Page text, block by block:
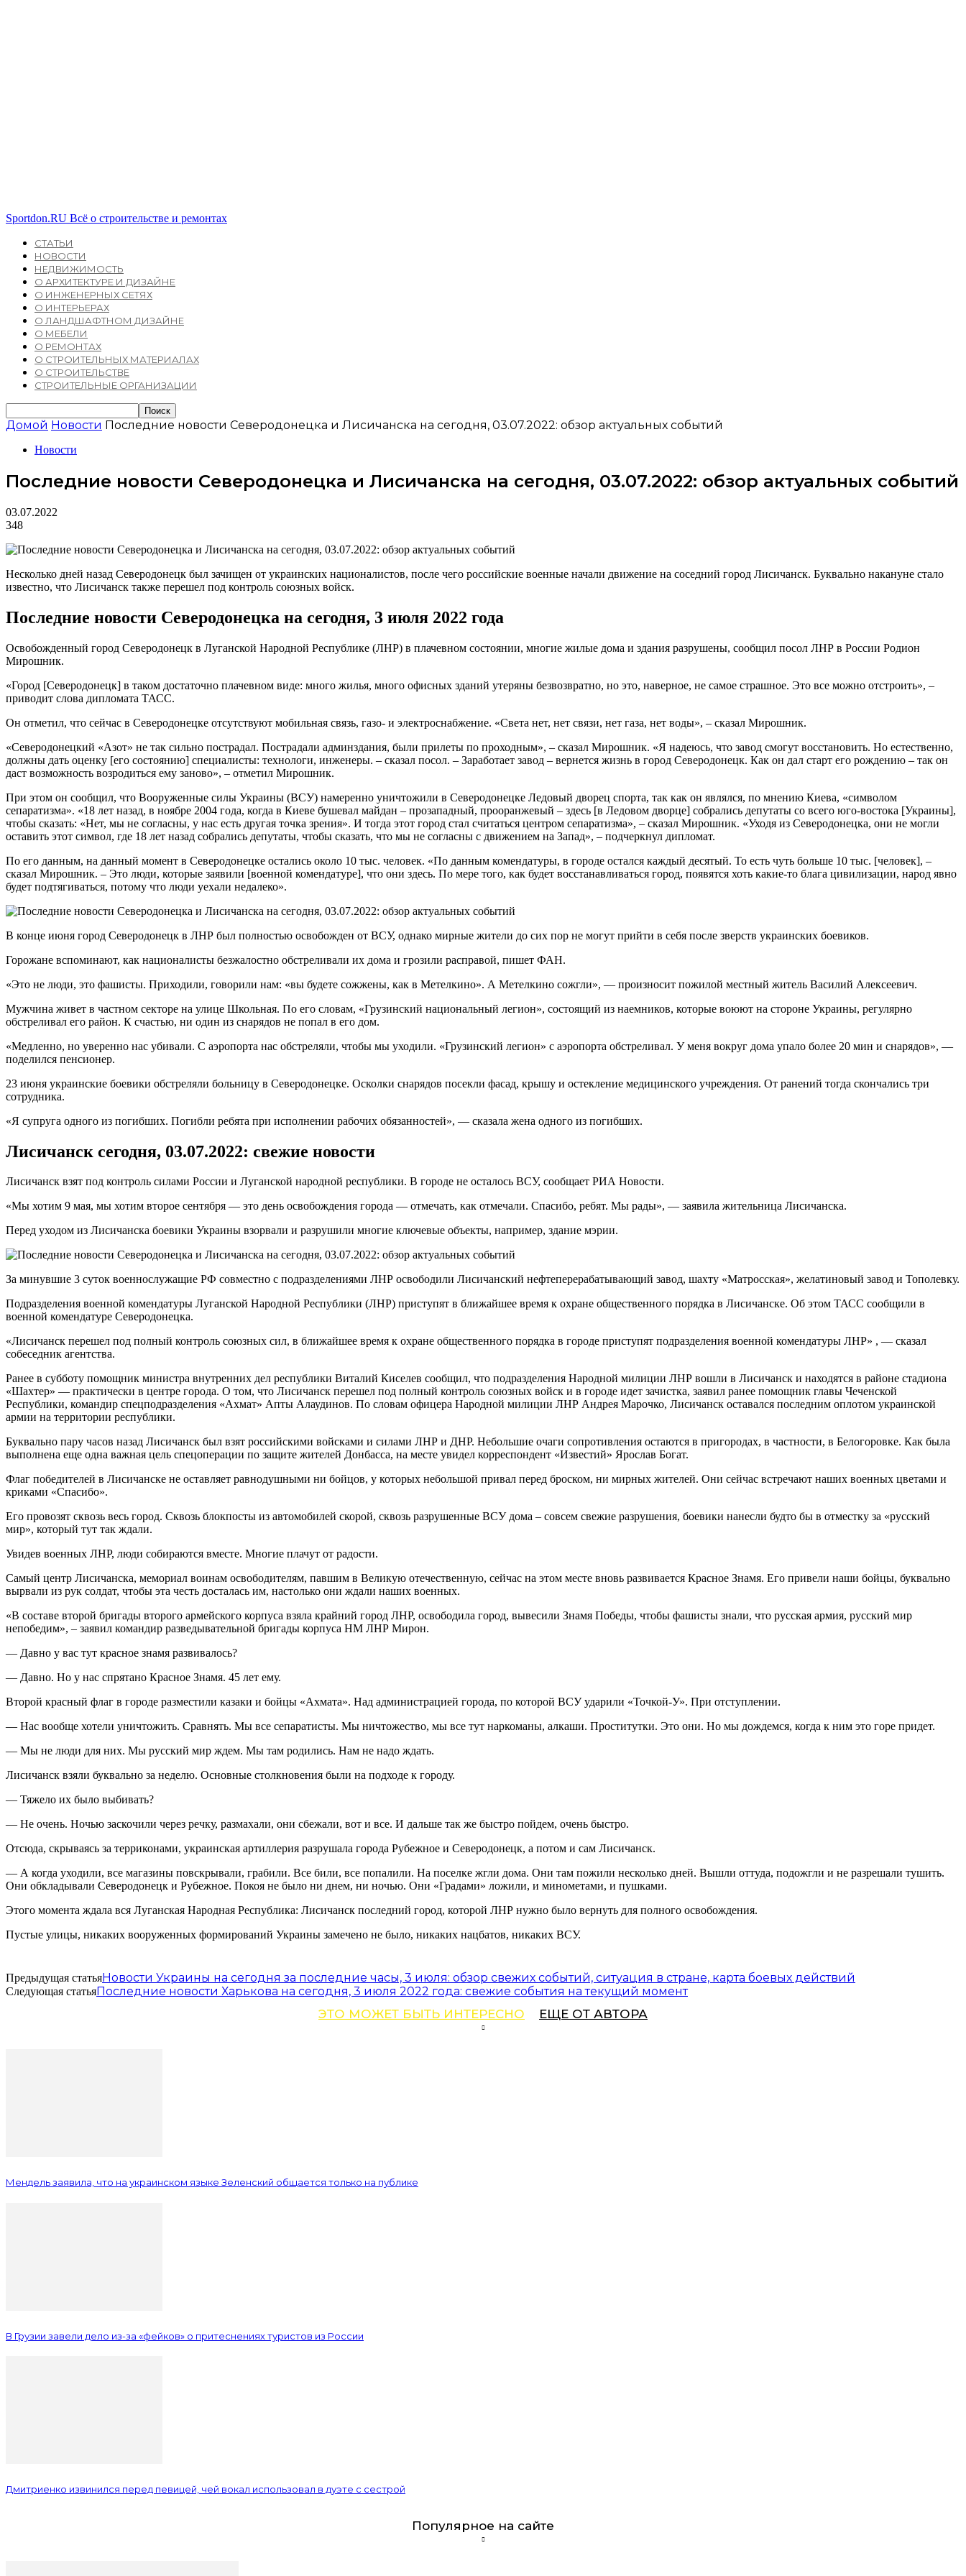
Sportdon.RU Всё о строительстве и ремонтах
СТАТЬИ
НОВОСТИ
НЕДВИЖИМОСТЬ
О АРХИТЕКТУРЕ И ДИЗАЙНЕ
О ИНЖЕНЕРНЫХ СЕТЯХ
О ИНТЕРЬЕРАХ
О ЛАНДШАФТНОМ ДИЗАЙНЕ
О МЕБЕЛИ
О РЕМОНТАХ
О СТРОИТЕЛЬНЫХ МАТЕРИАЛАХ
О СТРОИТЕЛЬСТВЕ
СТРОИТЕЛЬНЫЕ ОРГАНИЗАЦИИ
Домой Новости Последние новости Северодонецка и Лисичанска на сегодня, 03.07.2022: обзор актуальных событий
Новости
Последние новости Северодонецка и Лисичанска на сегодня, 03.07.2022: обзор актуальных событий
03.07.2022
348
Несколько дней назад Северодонецк был зачищен от украинских националистов, после чего российские военные начали движение на соседний город Лисичанск. Буквально накануне стало
известно, что Лисичанск также перешел под контроль союзных войск.
Последние новости Северодонецка на сегодня, 3 июля 2022 года
Освобожденный город Северодонецк в Луганской Народной Республике (ЛНР) в плачевном состоянии, многие жилые дома и здания разрушены, сообщил посол ЛНР в России Родион
Мирошник.
«Город [Северодонецк] в таком достаточно плачевном виде: много жилья, много офисных зданий утеряны безвозвратно, но это, наверное, не самое страшное. Это все можно отстроить», –
приводит слова дипломата ТАСС.
Он отметил, что сейчас в Северодонецке отсутствуют мобильная связь, газо- и электроснабжение. «Света нет, нет связи, нет газа, нет воды», – сказал Мирошник.
«Северодонецкий «Азот» не так сильно пострадал. Пострадали админздания, были прилеты по проходным», – сказал Мирошник. «Я надеюсь, что завод смогут восстановить. Но естественно,
должны дать оценку [его состоянию] специалисты: технологи, инженеры. – сказал посол. – Заработает завод – вернется жизнь в город Северодонецк. Как он дал старт его рождению – так он
даст возможность возродиться ему заново», – отметил Мирошник.
При этом он сообщил, что Вооруженные силы Украины (ВСУ) намеренно уничтожили в Северодонецке Ледовый дворец спорта, так как он являлся, по мнению Киева, «символом
сепаратизма». «18 лет назад, в ноябре 2004 года, когда в Киеве бушевал майдан – прозападный, прооранжевый – здесь [в Ледовом дворце] собрались депутаты со всего юго-востока [Украины],
чтобы сказать: «Нет, мы не согласны, у нас есть другая точка зрения». И тогда этот город стал считаться центром сепаратизма», – сказал Мирошник. «Уходя из Северодонецка, они не могли
оставить этот символ, где 18 лет назад собрались депутаты, чтобы сказать, что мы не согласны с движением на Запад», – подчеркнул дипломат.
По его данным, на данный момент в Северодонецке остались около 10 тыс. человек. «По данным комендатуры, в городе остался каждый десятый. То есть чуть больше 10 тыс. [человек], –
сказал Мирошник. – Это люди, которые заявили [военной комендатуре], что они здесь. По мере того, как будет восстанавливаться город, появятся хоть какие-то блага цивилизации, народ явно
будет подтягиваться, потому что люди уехали недалеко».
В конце июня город Северодонецк в ЛНР был полностью освобожден от ВСУ, однако мирные жители до сих пор не могут прийти в себя после зверств украинских боевиков.
Горожане вспоминают, как националисты безжалостно обстреливали их дома и грозили расправой, пишет ФАН.
«Это не люди, это фашисты. Приходили, говорили нам: «вы будете сожжены, как в Метелкино». А Метелкино сожгли», — произносит пожилой местный житель Василий Алексеевич.
Мужчина живет в частном секторе на улице Школьная. По его словам, «Грузинский национальный легион», состоящий из наемников, которые воюют на стороне Украины, регулярно
обстреливал его район. К счастью, ни один из снарядов не попал в его дом.
«Медленно, но уверенно нас убивали. С аэропорта нас обстреляли, чтобы мы уходили. «Грузинский легион» с аэропорта обстреливал. У меня вокруг дома упало более 20 мин и снарядов», —
поделился пенсионер.
23 июня украинские боевики обстреляли больницу в Северодонецке. Осколки снарядов посекли фасад, крышу и остекление медицинского учреждения. От ранений тогда скончались три
сотрудника.
«Я супруга одного из погибших. Погибли ребята при исполнении рабочих обязанностей», — сказала жена одного из погибших.
Лисичанск сегодня, 03.07.2022: свежие новости
Лисичанск взят под контроль силами России и Луганской народной республики. В городе не осталось ВСУ, сообщает РИА Новости.
«Мы хотим 9 мая, мы хотим второе сентября — это день освобождения города — отмечать, как отмечали. Спасибо, ребят. Мы рады», — заявила жительница Лисичанска.
Перед уходом из Лисичанска боевики Украины взорвали и разрушили многие ключевые объекты, например, здание мэрии.
За минувшие 3 суток военнослужащие РФ совместно с подразделениями ЛНР освободили Лисичанский нефтеперерабатывающий завод, шахту «Матросская», желатиновый завод и Тополевку.
Подразделения военной комендатуры Луганской Народной Республики (ЛНР) приступят в ближайшее время к охране общественного порядка в Лисичанске. Об этом ТАСС сообщили в
военной комендатуре Северодонецка.
«Лисичанск перешел под полный контроль союзных сил, в ближайшее время к охране общественного порядка в городе приступят подразделения военной комендатуры ЛНР» , — сказал
собеседник агентства.
Ранее в субботу помощник министра внутренних дел республики Виталий Киселев сообщил, что подразделения Народной милиции ЛНР вошли в Лисичанск и находятся в районе стадиона
«Шахтер» — практически в центре города. О том, что Лисичанск перешел под полный контроль союзных войск и в городе идет зачистка, заявил ранее помощник главы Чеченской
Республики, командир спецподразделения «Ахмат» Апты Алаудинов. По словам офицера Народной милиции ЛНР Андрея Марочко, Лисичанск оставался последним оплотом украинской
армии на территории республики.
Буквально пару часов назад Лисичанск был взят российскими войсками и силами ЛНР и ДНР. Небольшие очаги сопротивления остаются в пригородах, в частности, в Белогоровке. Как была
выполнена еще одна важная цель спецоперации по защите жителей Донбасса, на месте увидел корреспондент «Известий» Ярослав Богат.
Флаг победителей в Лисичанске не оставляет равнодушными ни бойцов, у которых небольшой привал перед броском, ни мирных жителей. Они сейчас встречают наших военных цветами и
криками «Спасибо».
Его провозят сквозь весь город. Сквозь блокпосты из автомобилей скорой, сквозь разрушенные ВСУ дома – совсем свежие разрушения, боевики нанесли будто бы в отместку за «русский
мир», который тут так ждали.
Увидев военных ЛНР, люди собираются вместе. Многие плачут от радости.
Самый центр Лисичанска, мемориал воинам освободителям, павшим в Великую отечественную, сейчас на этом месте вновь развивается Красное Знамя. Его привели наши бойцы, буквально
вырвали из рук солдат, чтобы эта честь досталась им, настолько они ждали наших военных.
«В составе второй бригады второго армейского корпуса взяла крайний город ЛНР, освободила город, вывесили Знамя Победы, чтобы фашисты знали, что русская армия, русский мир
непобедим», – заявил командир разведывательной бригады корпуса НМ ЛНР Мирон.
— Давно у вас тут красное знамя развивалось?
— Давно. Но у нас спрятано Красное Знамя. 45 лет ему.
Второй красный флаг в городе разместили казаки и бойцы «Ахмата». Над администрацией города, по которой ВСУ ударили «Точкой-У». При отступлении.
— Нас вообще хотели уничтожить. Сравнять. Мы все сепаратисты. Мы ничтожество, мы все тут наркоманы, алкаши. Проститутки. Это они. Но мы дождемся, когда к ним это горе придет.
— Мы не люди для них. Мы русский мир ждем. Мы там родились. Нам не надо ждать.
Лисичанск взяли буквально за неделю. Основные столкновения были на подходе к городу.
— Тяжело их было выбивать?
— Не очень. Ночью заскочили через речку, размахали, они сбежали, вот и все. И дальше так же быстро пойдем, очень быстро.
Отсюда, скрываясь за терриконами, украинская артиллерия разрушала города Рубежное и Северодонецк, а потом и сам Лисичанск.
— А когда уходили, все магазины повскрывали, грабили. Все били, все попалили. На поселке жгли дома. Они там пожили несколько дней. Вышли оттуда, подожгли и не разрешали тушить.
Они обкладывали Северодонецк и Рубежное. Покоя не было ни днем, ни ночью. Они «Градами» ложили, и минометами, и пушками.
Этого момента ждала вся Луганская Народная Республика: Лисичанск последний город, которой ЛНР нужно было вернуть для полного освобождения.
Пустые улицы, никаких вооруженных формирований Украины замечено не было, никаких нацбатов, никаких ВСУ.
Предыдущая статьяНовости Украины на сегодня за последние часы, 3 июля: обзор свежих событий, ситуация в стране, карта боевых действий
Следующая статьяПоследние новости Харькова на сегодня, 3 июля 2022 года: свежие события на текущий момент
ЭТО МОЖЕТ БЫТЬ ИНТЕРЕСНО ЕЩЕ ОТ АВТОРА
Мендель заявила, что на украинском языке Зеленский общается только на публике
В Грузии завели дело из-за «фейков» о притеснениях туристов из России
Дмитриенко извинился перед певицей, чей вокал использовал в дуэте с сестрой
Популярное на сайте